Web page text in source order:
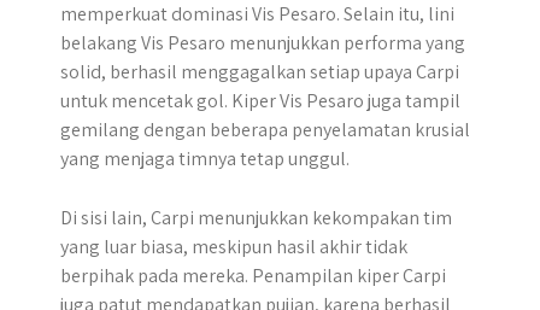
memperkuat dominasi Vis Pesaro. Selain itu, lini
belakang Vis Pesaro menunjukkan performa yang
solid, berhasil menggagalkan setiap upaya Carpi
untuk mencetak gol. Kiper Vis Pesaro juga tampil
gemilang dengan beberapa penyelamatan krusial
yang menjaga timnya tetap unggul.
Di sisi lain, Carpi menunjukkan kekompakan tim
yang luar biasa, meskipun hasil akhir tidak
berpihak pada mereka. Penampilan kiper Carpi
juga patut mendapatkan pujian, karena berhasil